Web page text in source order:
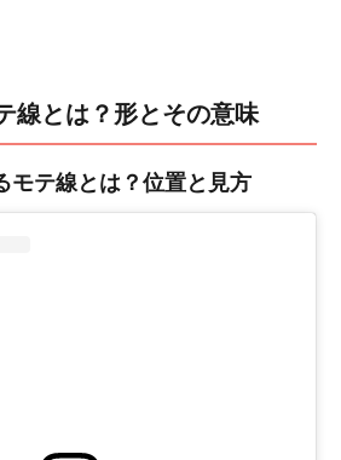
線とは？形とその意味
モテ線とは？位置と見方